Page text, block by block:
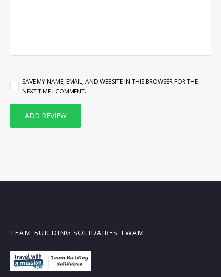
SAVE MY NAME, EMAIL, AND WEBSITE IN THIS BROWSER FOR THE
NEXT TIME I COMMENT.
TEAM BUILDING SOLIDAIRES TWAM